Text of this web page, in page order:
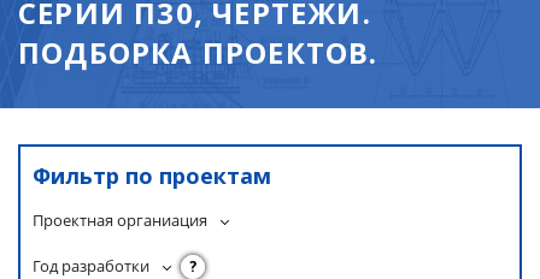
СЕРИИ П30, ЧЕРТЕЖИ.
ПОДБОРКА ПРОЕКТОВ.
Фильтр по проектам
Проектная органиация
Год разработки ?